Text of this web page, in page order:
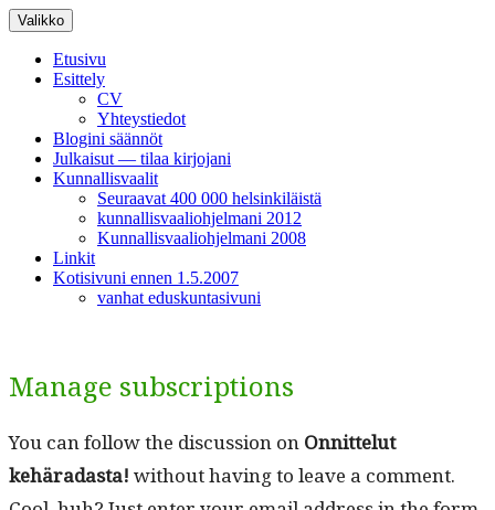
Siirry
sisältöön
Valikko
Etusivu
Esittely
CV
Yhteystiedot
Blogini säännöt
Julkaisut — tilaa kirjojani
Kunnallisvaalit
Seuraavat 400 000 helsinkiläistä
kunnallisvaaliohjelmani 2012
Kunnallisvaaliohjelmani 2008
Linkit
Kotisivuni ennen 1.5.2007
vanhat eduskuntasivuni
Manage subscriptions
You can fol­low the dis­cus­sion on Onnit­te­lut
kehäradas­ta! with­out hav­ing to leave a com­ment.